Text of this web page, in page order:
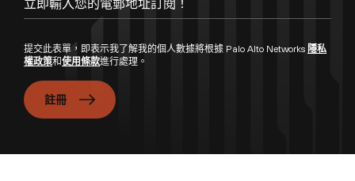
提交此表單，即表示我了解我的個人數據將根據 Palo Alto Networks 隱私
權政策和使用條款進行處理。
註冊